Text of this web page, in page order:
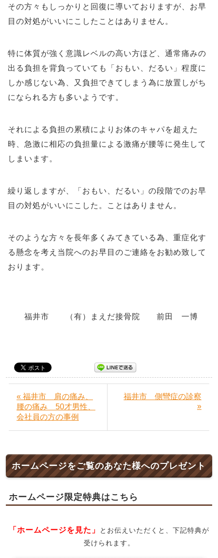
その方々もしっかりと回復に導いておりますが、お早
目の対処がいいにこしたことはありません。
特に体質が強く意識レベルの高い方ほど、通常痛みの
出る負担を背負っていても「おもい、だるい」程度に
しか感じない為、又負担できてしまう為に放置しがち
になられる方も多いようです。
それによる負担の累積によりお体のキャパを超えた
時、急激に相応の負担量による激痛が腰等に発生して
しまいます。
繰り返しますが、「おもい、だるい」の段階でのお早
目の対処がいいにこした。ことはありません。
そのような方々を長年多くみてきている為、重症化す
る懸念を考え当院へのお早目のご連絡をお勧め致して
おります。
福井市 （有）まえだ接骨院 前田 一博
« 福井市 肩の痛み、
腰の痛み 50才男性、
会社員の方の事例
福井市 側彎症の診察
»
ホームページをご覧のあなた様へのプレゼント
ホームページ限定特典はこちら
「ホームページを見た」
とお伝えいただくと、下記特典が
受けられます。